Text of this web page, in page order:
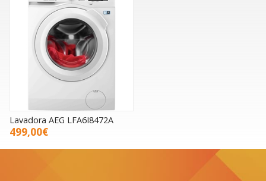
Lavadora AEG LFA6I8472A
499,00€